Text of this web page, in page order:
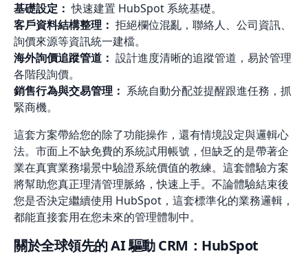
基礎設定： 快速建置 HubSpot 系統基礎。
客戶資料結構整理： 拒絕欄位混亂，聯絡人、公司資訊、
詢價來源等資訊統一建檔。
海外詢價追蹤管道： 設計進度清晰的追蹤管道，易於管理
各階段詢價。
銷售行為與交易管理： 系統自動分配並提醒跟進任務，抓
緊商機。
這套方案帶給您的除了功能操作，還有情境設定與邏輯心
法。市面上不缺免費的系統試用帳號，但缺乏的是帶著企
業在真實業務場景中驗證系統價值的教練。這套體驗方案
將幫助您真正理清管理脈絡，快速上手。不論體驗結束後
您是否決定繼續使用 HubSpot，這套標準化的業務邏輯，
都能直接套用在您未來的管理體制中。
關於全球領先的 AI 驅動 CRM：HubSpot